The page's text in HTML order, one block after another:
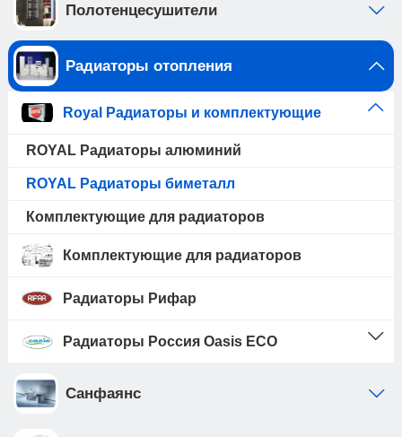
Полотенцесушители
Радиаторы отопления
Royal Радиаторы и комплектующие
ROYAL Радиаторы алюминий
ROYAL Радиаторы биметалл
Комплектующие для радиаторов
Комплектующие для радиаторов
Радиаторы Рифар
Радиаторы Россия Oasis ECO
Санфаянс